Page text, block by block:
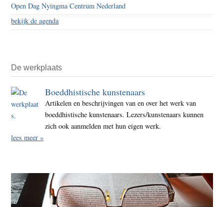
Open Dag Nyingma Centrum Nederland
bekijk de agenda
De werkplaats
Boeddhistische kunstenaars
Artikelen en beschrijvingen van en over het werk van
boeddhistische kunstenaars. Lezers/kunstenaars kunnen
zich ook aanmelden met hun eigen werk.
lees meer »